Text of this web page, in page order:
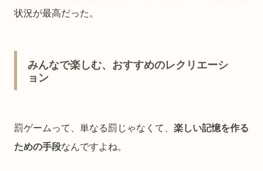
状況が最高だった。
みんなで楽しむ、おすすめのレクリエーシ
ョン
罰ゲームって、単なる罰じゃなくて、 楽しい記憶を作る
ための手段なんですよね。